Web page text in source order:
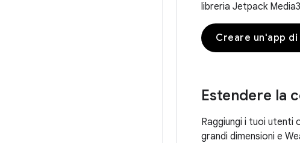
libreria Jetpack
Creare un'app
Estendere la
Raggiungi i tuoi utenti
grandi dimensioni e